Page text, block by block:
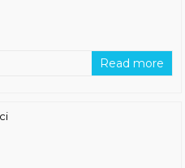
Read more